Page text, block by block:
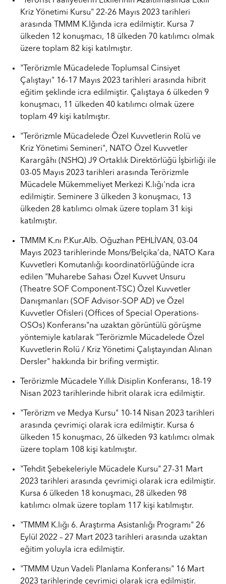
Kriz Yönetimi Kursu" 22-26 Mayıs 2023 tarihleri
arasında TMMM K.lğında icra edilmiştir. Kursa 7
ülkeden 12 konuşmacı, 18 ülkeden 70 katılımcı olmak
üzere toplam 82 kişi katılmıştır.
"Terörizmle Mücadelede Toplumsal Cinsiyet
Çalıştayı" 16-17 Mayıs 2023 tarihleri arasında hibrit
eğitim şeklinde icra edilmiştir. Çalıştaya 6 ülkeden 9
konuşmacı, 11 ülkeden 40 katılımcı olmak üzere
toplam 49 kişi katılmıştır.
"Terörizmle Mücadelede Özel Kuvvetlerin Rolü ve
Kriz Yönetimi Semineri", NATO Özel Kuvvetler
Karargâhı (NSHQ) J9 Ortaklık Direktörlüğü İşbirliği ile
03-05 Mayıs 2023 tarihleri arasında Terörizmle
Mücadele Mükemmeliyet Merkezi K.lığı'nda icra
edilmiştir. Seminere 3 ülkeden 3 konuşmacı, 13
ülkeden 28 katılımcı olmak üzere toplam 31 kişi
katılmıştır.
TMMM K.nı P.Kur.Alb. Oğuzhan PEHLİVAN, 03-04
Mayıs 2023 tarihlerinde Mons/Belçika’da, NATO Kara
Kuvvetleri Komutanlığı koordinatörlüğünde icra
edilen "Muharebe Sahası Özel Kuvvet Unsuru
(Theatre SOF Component-TSC) Özel Kuvvetler
Danışmanları (SOF Advisor-SOP AD) ve Özel
Kuvvetler Ofisleri (Offices of Special Operations-
OSOs) Konferansı"na uzaktan görüntülü görüşme
yöntemiyle katılarak "Terörizmle Mücadelede Özel
Kuvvetlerin Rolü / Kriz Yönetimi Çalıştayından Alınan
Dersler" hakkında bir brifing vermiştir.
Terörizmle Mücadele Yıllık Disiplin Konferansı, 18-19
Nisan 2023 tarihlerinde hibrit olarak icra edilmiştir.
"Terörizm ve Medya Kursu" 10-14 Nisan 2023 tarihleri
arasında çevrimiçi olarak icra edilmiştir. Kursa 6
ülkeden 15 konuşmacı, 26 ülkeden 93 katılımcı olmak
üzere toplam 108 kişi katılmıştır.
"Tehdit Şebekeleriyle Mücadele Kursu" 27-31 Mart
2023 tarihleri arasında çevrimiçi olarak icra edilmiştir.
Kursa 6 ülkeden 18 konuşmacı, 28 ülkeden 98
katılımcı olmak üzere toplam 117 kişi katılmıştır.
"TMMM K.lığı 6. Araştırma Asistanlığı Programı" 26
Eylül 2022 – 27 Mart 2023 tarihleri arasında uzaktan
eğitim yoluyla icra edilmiştir.
"TMMM Uzun Vadeli Planlama Konferansı" 16 Mart
2023 tarihlerinde çevrimiçi olarak icra edilmiştir.